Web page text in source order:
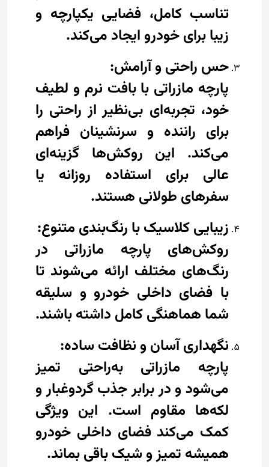
تناسب کامل، فضایی یکپارچه و
زیبا برای خودرو ایجاد می‌کند.
حس راحتی و آرامش:
پارچه مازراتی با بافت نرم و لطیف
خود، تجربه‌ای بی‌نظیر از راحتی را
برای راننده و سرنشینان فراهم
می‌کند. این روکش‌ها گزینه‌ای
عالی برای استفاده روزانه یا
سفرهای طولانی هستند.
زیبایی کلاسیک با رنگ‌بندی متنوع:
روکش‌های پارچه مازراتی در
رنگ‌های مختلف ارائه می‌شوند تا
با فضای داخلی خودرو و سلیقه
شما هماهنگی کامل داشته باشند.
نگهداری آسان و نظافت ساده:
پارچه مازراتی به‌راحتی تمیز
می‌شود و در برابر جذب گردوغبار و
لکه‌ها مقاوم است. این ویژگی
کمک می‌کند فضای داخلی خودرو
همیشه تمیز و شیک باقی بماند.